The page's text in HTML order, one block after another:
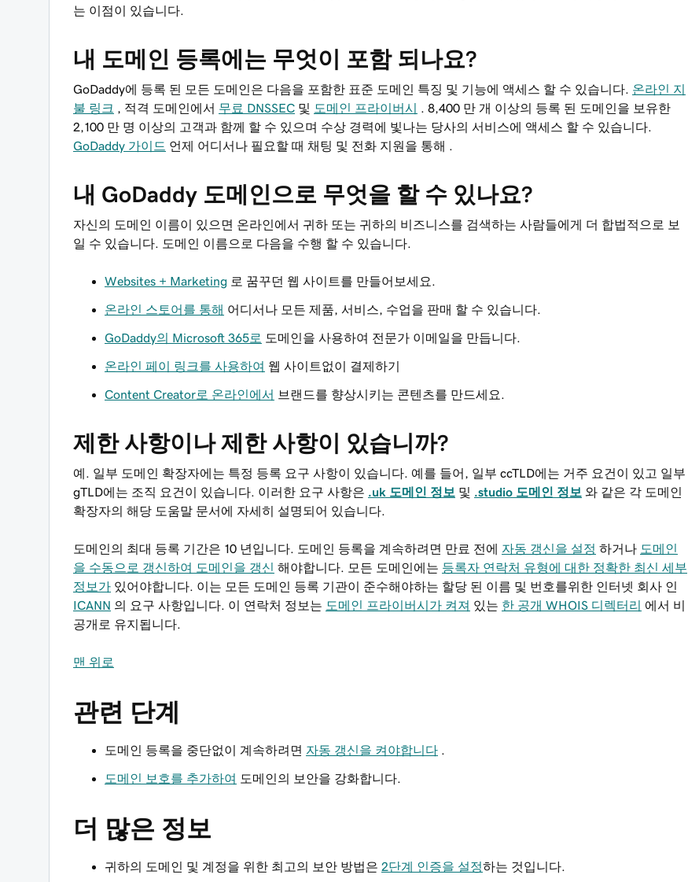
는 이점이 있습니다.
내 도메인 등록에는 무엇이 포함 되나요?
GoDaddy에 등록 된 모든 도메인은 다음을 포함한 표준 도메인 특징 및 기능에 액세스 할 수 있습니다. 온라인 지
불 링크
, 적격 도메인에서 무료 DNSSEC 및 도메인 프라이버시
. 8,400 만 개 이상의 등록 된 도메인을 보유한
2,100 만 명 이상의 고객과 함께 할 수 있으며 수상 경력에 빛나는 당사의 서비스에 액세스 할 수 있습니다.
GoDaddy 가이드 언제 어디서나 필요할 때 채팅 및 전화 지원을 통해 .
내 GoDaddy 도메인으로 무엇을 할 수 있나요?
자신의 도메인 이름이 있으면 온라인에서 귀하 또는 귀하의 비즈니스를 검색하는 사람들에게 더 합법적으로 보
일 수 있습니다. 도메인 이름으로 다음을 수행 할 수 있습니다.
Websites + Marketing 로 꿈꾸던 웹 사이트를 만들어보세요.
온라인 스토어를 통해 어디서나 모든 제품, 서비스, 수업을 판매 할 수 있습니다.
GoDaddy의 Microsoft 365로 도메인을 사용하여 전문가 이메일을 만듭니다.
온라인 페이 링크를 사용하여 웹 사이트없이 결제하기
Content Creator로 온라인에서 브랜드를 향상시키는 콘텐츠를 만드세요.
제한 사항이나 제한 사항이 있습니까?
예. 일부 도메인 확장자에는 특정 등록 요구 사항이 있습니다. 예를 들어, 일부 ccTLD에는 거주 요건이 있고 일부
gTLD에는 조직 요건이 있습니다. 이러한 요구 사항은 .uk 도메인 정보 및 .studio 도메인 정보 와 같은 각 도메인
확장자의 해당 도움말 문서에 자세히 설명되어 있습니다.
도메인의 최대 등록 기간은 10 년입니다. 도메인 등록을 계속하려면 만료 전에 자동 갱신을 설정 하거나 도메인
을 수동으로 갱신하여 도메인을 갱신
해야합니다. 모든 도메인에는 등록자 연락처 유형에 대한 정확한 최신 세부
정보가 있어야합니다. 이는 모든 도메인 등록 기관이 준수해야하는 할당 된 이름 및 번호를위한 인터넷 회사 인
ICANN 의 요구 사항입니다. 이 연락처 정보는 도메인 프라이버시가 켜져 있는 한 공개 WHOIS 디렉터리
에서 비
공개로 유지됩니다.
맨 위로
관련 단계
도메인 등록을 중단없이 계속하려면 자동 갱신을 켜야합니다
도메인 보호를 추가하여 도메인의 보안을 강화합니다.
더 많은 정보
귀하의 도메인 및 계정을 위한 최고의 보안 방법은 2단계 인증을 설정하는 것입니다.